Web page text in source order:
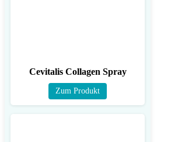
Cevitalis Collagen Spray
Zum Produkt